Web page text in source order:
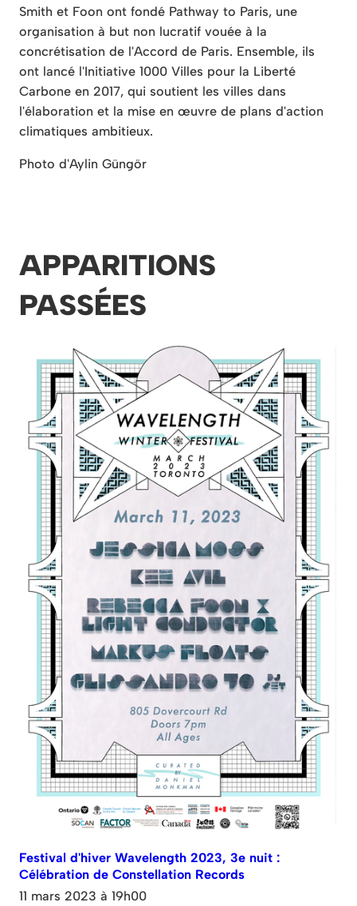
Smith et Foon ont fondé Pathway to Paris, une
organisation à but non lucratif vouée à la
concrétisation de l'Accord de Paris. Ensemble, ils
ont lancé l'Initiative 1000 Villes pour la Liberté
Carbone en 2017, qui soutient les villes dans
l'élaboration et la mise en œuvre de plans d'action
climatiques ambitieux.
Photo d'Aylin Güngör
APPARITIONS
PASSÉES
Festival d'hiver Wavelength 2023, 3e nuit :
Célébration de Constellation Records
11 mars 2023 à 19h00